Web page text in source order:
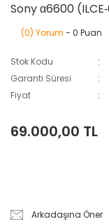
Sony α6600
(0) Yorum - 0 Puan
Stok Kodu
Garanti Süresi
Fiyat
69.000,00 TL
Arkadaşına Öner